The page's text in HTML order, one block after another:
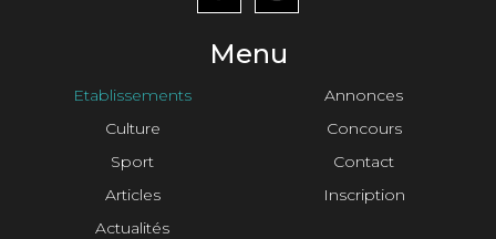
Menu
Etablissements
Culture
Sport
Articles
Actualités
menu
footer2
Annonces
Concours
Contact
Inscription